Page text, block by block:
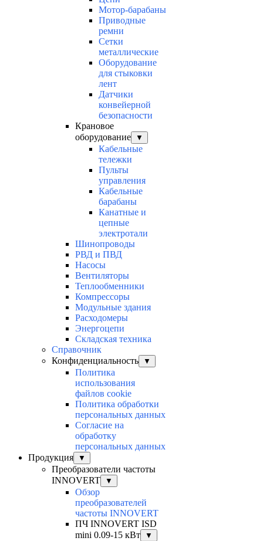
Мотор-барабаны
Приводные
ремни
Сетки
металлические
Оборудование
для стыковки
лент
Датчики
конвейерной
безопасности
Крановое
оборудование
▼
Кабельные
тележки
Пульты
управления
Кабельные
барабаны
Канатные и
цепные
электротали
Шинопроводы
РВД и ПВД
Насосы
Вентиляторы
Теплообменники
Компрессоры
Модульные здания
Расходомеры
Энергоцепи
Складская техника
Справочник
Конфиденциальность
▼
Политика
использования
файлов cookie
Политика обработки
персональных данных
Согласие на
обработку
персональных данных
Продукция
▼
Преобразователи частоты
INNOVERT
▼
Обзор
преобразователей
частоты INNOVERT
ПЧ INNOVERT ISD
mini 0.09-15 кВт
▼